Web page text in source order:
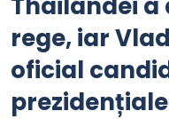
rege, iar
oficial
prezidențiale